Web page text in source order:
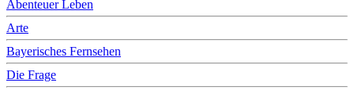
Abenteuer Leben
Arte
Bayerisches Fernsehen
Die Frage